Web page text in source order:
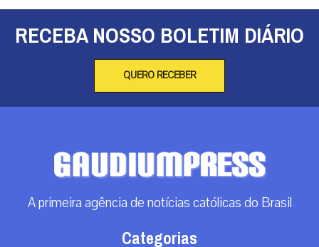
RECEBA NOSSO BOLETIM DIÁRIO
QUERO RECEBER
A primeira agência de notícias católicas do Brasil
Categorias